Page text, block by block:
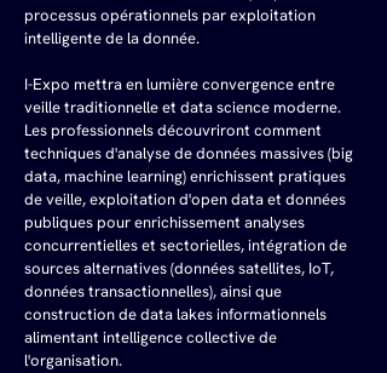
processus opérationnels par exploitation
intelligente de la donnée.
I-Expo mettra en lumière convergence entre
veille traditionnelle et data science moderne.
Les professionnels découvriront comment
techniques d'analyse de données massives (big
data, machine learning) enrichissent pratiques
de veille, exploitation d'open data et données
publiques pour enrichissement analyses
concurrentielles et sectorielles, intégration de
sources alternatives (données satellites, IoT,
données transactionnelles), ainsi que
construction de data lakes informationnels
alimentant intelligence collective de
l'organisation.